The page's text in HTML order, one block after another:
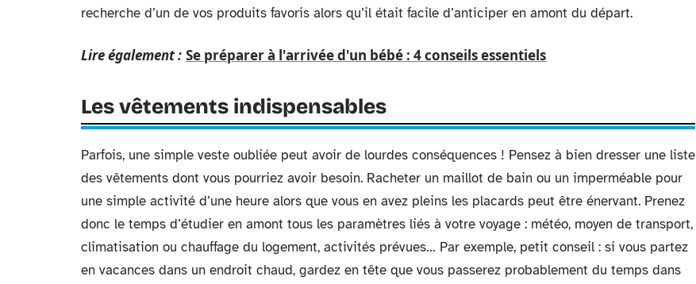
recherche d’un de vos produits favoris alors qu’il était facile d’anticiper en amont du départ.
Lire également : Se préparer à l'arrivée d'un bébé : 4 conseils essentiels
Les vêtements indispensables
Parfois, une simple veste oubliée peut avoir de lourdes conséquences ! Pensez à bien dresser une liste
des vêtements dont vous pourriez avoir besoin. Racheter un maillot de bain ou un imperméable pour
une simple activité d’une heure alors que vous en avez pleins les placards peut être énervant. Prenez
donc le temps d’étudier en amont tous les paramètres liés à votre voyage : météo, moyen de transport,
climatisation ou chauffage du logement, activités prévues… Par exemple, petit conseil : si vous partez
en vacances dans un endroit chaud, gardez en tête que vous passerez probablement du temps dans